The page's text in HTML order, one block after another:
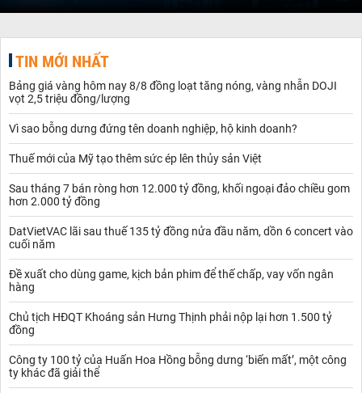
TIN MỚI NHẤT
Bảng giá vàng hôm nay 8/8 đồng loạt tăng nóng, vàng nhẫn DOJI
vọt 2,5 triệu đồng/lượng
Vì sao bỗng dưng đứng tên doanh nghiệp, hộ kinh doanh?
Thuế mới của Mỹ tạo thêm sức ép lên thủy sản Việt
Sau tháng 7 bán ròng hơn 12.000 tỷ đồng, khối ngoại đảo chiều gom
hơn 2.000 tỷ đồng
DatVietVAC lãi sau thuế 135 tỷ đồng nửa đầu năm, dồn 6 concert vào
cuối năm
Đề xuất cho dùng game, kịch bản phim để thế chấp, vay vốn ngân
hàng
Chủ tịch HĐQT Khoáng sản Hưng Thịnh phải nộp lại hơn 1.500 tỷ
đồng
Công ty 100 tỷ của Huấn Hoa Hồng bỗng dưng ‘biến mất’, một công
ty khác đã giải thể